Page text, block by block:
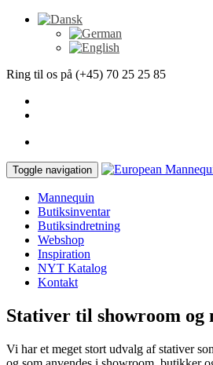
Ring til os på (+45) 70 25 25 85
Toggle navigation
Mannequin
Butiksinventar
Butiksindretning
Webshop
Inspiration
NYT Katalog
Kontakt
Stativer til showroom og
Vi har et meget stort udvalg af stativer